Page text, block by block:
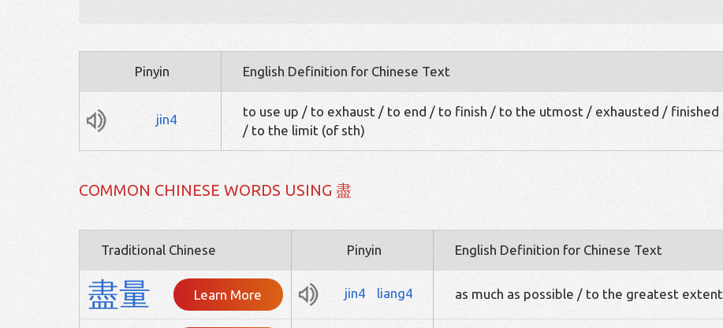
Pinyin English Definition for Chinese Text
jin4
to use up / to exhaust / to end / to finish / to the utmost / exhausted / finished
/ to the limit (of sth)
COMMON CHINESE WORDS USING 盡
Traditional Chinese Pinyin English Definition for Chinese Text
盡量 Learn More jin4 liang4 as much as possible / to the greatest extent